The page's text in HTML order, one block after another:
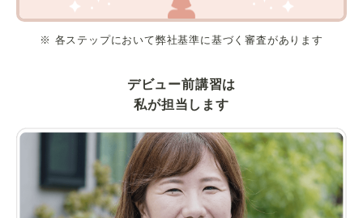
※ 各ステップにおいて弊社基準に基づく審査があります
デビュー前講習は
私が担当します